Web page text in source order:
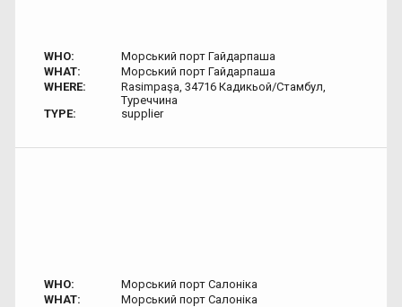
WHO:
Морський порт Гайдарпаша
WHAT:
Морський порт Гайдарпаша
WHERE:
Rasimpaşa, 34716 Кадикьой/Стамбул,
Туреччина
TYPE:
supplier
WHO:
Морський порт Салоніка
WHAT:
Морський порт Салоніка